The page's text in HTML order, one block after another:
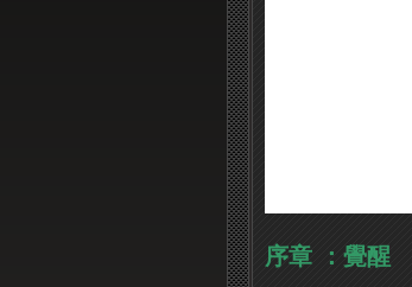
序章 ：覺醒